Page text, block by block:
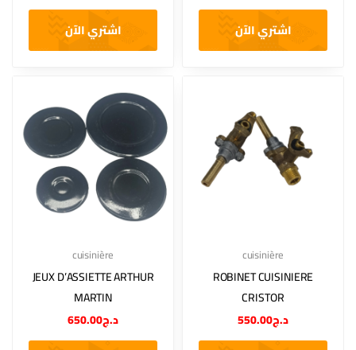
اشتري الآن
اشتري الآن
cuisinière
JEUX D’ASSIETTE ARTHUR
MARTIN
د.ج650.00
cuisinière
ROBINET CUISINIERE
CRISTOR
د.ج550.00